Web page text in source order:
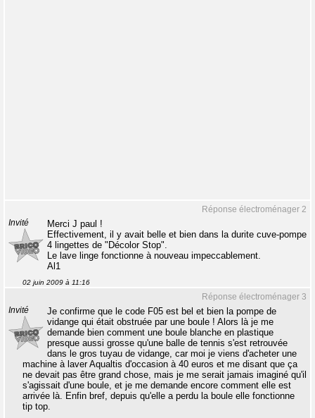
Réponse électroménager 2
Invité
Merci J paul !
Effectivement, il y avait belle et bien dans la durite cuve-pompe
4 lingettes de "Décolor Stop".
Le lave linge fonctionne à nouveau impeccablement.
Al1
02 juin 2009 à 11:16
Réponse électroménager 3
Invité
Je confirme que le code F05 est bel et bien la pompe de
vidange qui était obstruée par une boule ! Alors là je me
demande bien comment une boule blanche en plastique
presque aussi grosse qu'une balle de tennis s'est retrouvée
dans le gros tuyau de vidange, car moi je viens d'acheter une
machine à laver Aqualtis d'occasion à 40 euros et me disant que ça
ne devait pas être grand chose, mais je me serait jamais imaginé qu'il
s'agissait d'une boule, et je me demande encore comment elle est
arrivée là. Enfin bref, depuis qu'elle a perdu la boule elle fonctionne
tip top.